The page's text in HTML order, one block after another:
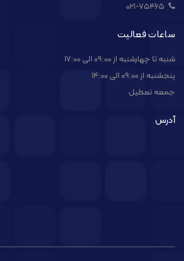
021-۷۵۴۶۵
ساعات فعالیت
شنبه تا چهارشنبه از 09:00 الی 17:00
پنجشنبه از 09:00 الی 14:00
جمعه تعطیل
آدرس